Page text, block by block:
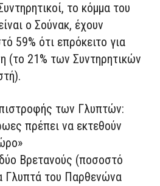
το κόμμα του
ο Σούνακ, έχουν
59% ότι επρόκειτο για
(το 21% των Συντηρητικών
των Γλυπτών:
πρέπει να εκτεθούν
Βρετανούς (ποσοστό
Γλυπτά του Παρθενώνα